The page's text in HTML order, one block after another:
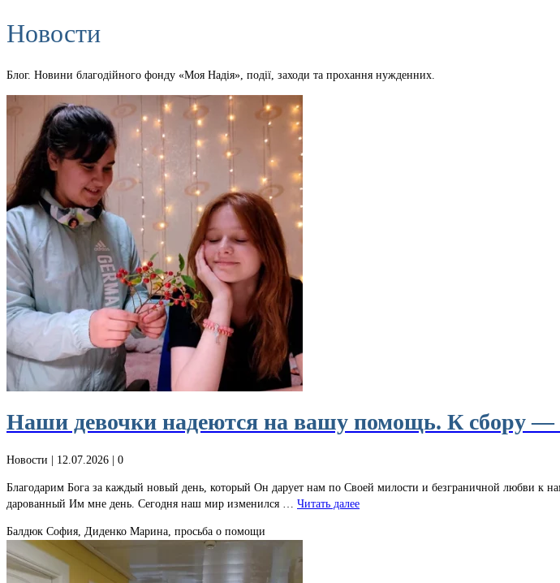
Новости
Блог. Новини благодійного фонду «Моя Надія», події, заходи та прохання нужденних.
Наши девочки надеются на вашу помощь. К сбору —
Новости | 12.07.2026 | 0
Благодарим Бога за каждый новый день, который Он дарует нам по Своей милости и безграничной любви к
дарованный Им мне день. Сегодня наш мир изменился … Читать далее
Балдюк София, Диденко Марина, просьба о помощи